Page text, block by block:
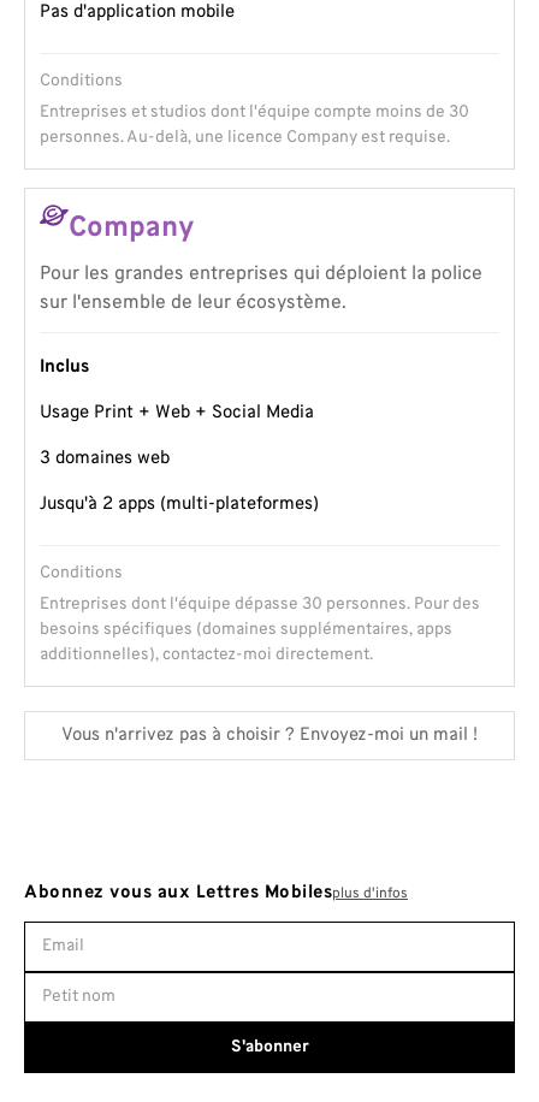
Pas d'application mobile
Conditions
Entreprises et studios dont l'équipe compte moins de 30
personnes. Au-delà, une licence Company est requise.
Company
Pour les grandes entreprises qui déploient la police
sur l'ensemble de leur écosystème.
Inclus
Usage Print + Web + Social Media
3 domaines web
Jusqu'à 2 apps (multi-plateformes)
Conditions
Entreprises dont l'équipe dépasse 30 personnes. Pour des
besoins spécifiques (domaines supplémentaires, apps
additionnelles), contactez-moi directement.
Vous n'arrivez pas à choisir ? Envoyez-moi un mail !
Abonnez vous aux Lettres Mobilesplus d'infos
S'abonner